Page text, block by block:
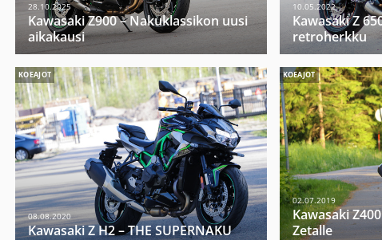
28.10.2025
Kawasaki Z900 – Nakuklassikon uusi
aikakausi
10.05.2022
Kawasaki Z
retroherkku
KOEAJOT
08.08.2020
Kawasaki Z H2 – THE SUPERNAKU
KOEAJOT
02.07.2019
Kawasaki
Zetalle